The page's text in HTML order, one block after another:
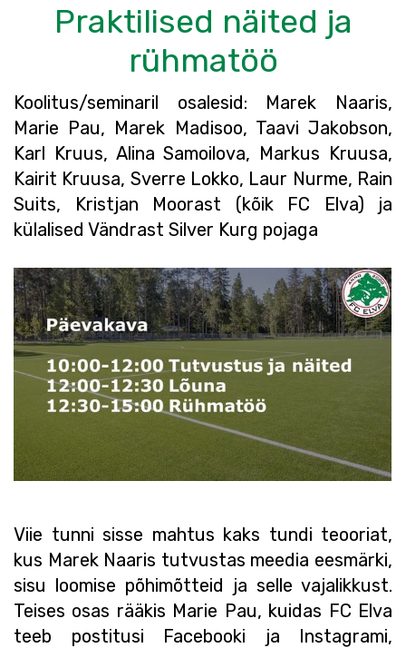
Praktilised näited ja
rühmatöö
Koolitus/seminaril osalesid: Marek Naaris,
Marie Pau, Marek Madisoo, Taavi Jakobson,
Karl Kruus, Alina Samoilova, Markus Kruusa,
Kairit Kruusa, Sverre Lokko, Laur Nurme, Rain
Suits, Kristjan Moorast (kõik FC Elva) ja
külalised Vändrast Silver Kurg pojaga
Viie tunni sisse mahtus kaks tundi teooriat,
kus Marek Naaris tutvustas meedia eesmärki,
sisu loomise põhimõtteid ja selle vajalikkust.
Teises osas rääkis Marie Pau, kuidas FC Elva
teeb postitusi Facebooki ja Instagrami,